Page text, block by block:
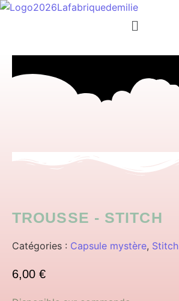
Menu
TROUSSE - STITCH
Catégories : Capsule mystère, Stitch
6,00 €